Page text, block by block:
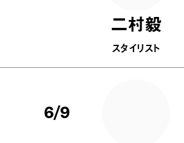
二村毅
スタイリスト
6/9